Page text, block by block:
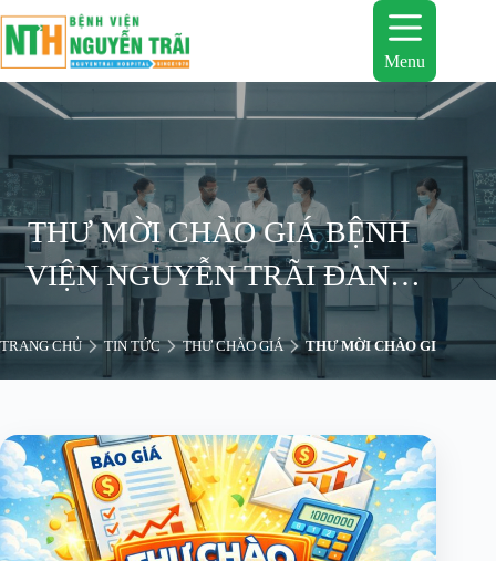
đến
phần
nội
dung
Menu
THƯ MỜI CHÀO GIÁ BỆNH
VIỆN NGUYỄN TRÃI ĐANG
THỰC HIỆN LẬP KẾ HOẠCH
MUA SẮM BỘ DÂY CHẠY
CÁC CÔNG TÁC ĐIỀU TRỊ
BỆNH NHÂN
TRANG CHỦ TIN TỨC THƯ CHÀO GIÁ THƯ MỜI CHÀO GIÁ BỆNH